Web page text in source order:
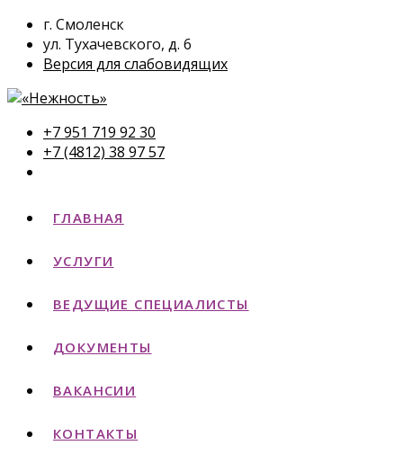
г. Смоленск
ул. Тухачевского, д. 6
Версия для слабовидящих
+7 951 719 92 30
+7 (4812) 38 97 57
ГЛАВНАЯ
УСЛУГИ
ВЕДУЩИЕ СПЕЦИАЛИСТЫ
ДОКУМЕНТЫ
ВАКАНСИИ
КОНТАКТЫ